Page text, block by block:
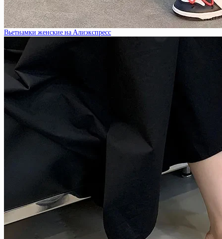
Вьетнамки женские на Алиэкспресс